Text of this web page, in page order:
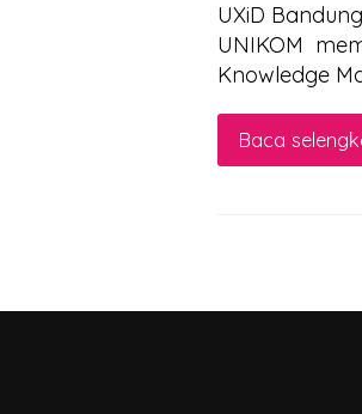
UXiD
UNIKOM
Knowledge
Baca